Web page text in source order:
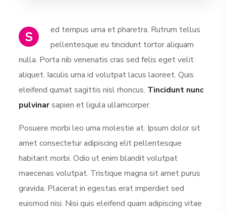
S
ed tempus urna et pharetra. Rutrum tellus
pellentesque eu tincidunt tortor aliquam
nulla. Porta nib venenatis cras sed felis eget velit
aliquet. Iaculis urna id volutpat lacus laoreet. Quis
eleifend qumat sagittis nisl rhoncus. Tincidunt nunc
pulvinarsapien et ligula ullamcorper.
Posuere morbi leo urna molestie at. Ipsum dolor sit
amet consectetur adipiscing elit pellentesque
habitant morbi. Odio ut enim blandit volutpat
maecenas volutpat. Tristique magna sit amet purus
gravida. Placerat in egestas erat imperdiet sed
euismod nisi. Nisi quis eleifend quam adipiscing vitae